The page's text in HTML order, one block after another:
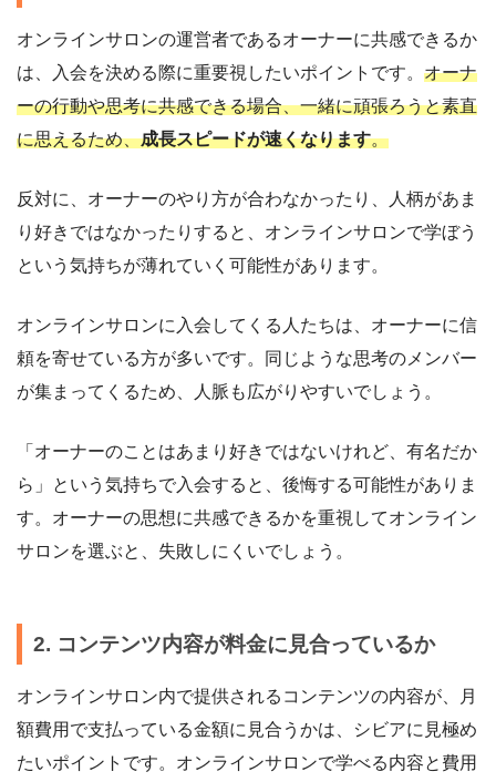
オンラインサロンの運営者であるオーナーに共感できるか
は、入会を決める際に重要視したいポイントです。 オーナ
ーの行動や思考に共感できる場合、一緒に頑張ろうと素直
に思えるため、成長スピードが速くなります。
反対に、オーナーのやり方が合わなかったり、人柄があま
り好きではなかったりすると、オンラインサロンで学ぼう
という気持ちが薄れていく可能性があります。
オンラインサロンに入会してくる人たちは、オーナーに信
頼を寄せている方が多いです。同じような思考のメンバー
が集まってくるため、人脈も広がりやすいでしょう。
「オーナーのことはあまり好きではないけれど、有名だか
ら」という気持ちで入会すると、後悔する可能性がありま
す。オーナーの思想に共感できるかを重視してオンライン
サロンを選ぶと、失敗しにくいでしょう。
2. コンテンツ内容が料金に見合っているか
オンラインサロン内で提供されるコンテンツの内容が、月
額費用で支払っている金額に見合うかは、シビアに見極め
たいポイントです。オンラインサロンで学べる内容と費用